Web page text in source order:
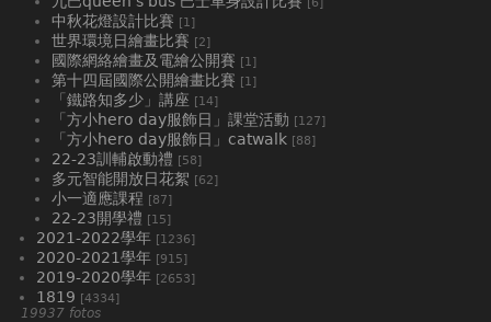
中秋花燈設計比賽 [1]
世界環境日繪畫比賽 [2]
國際網絡繪畫及電繪公開賽 [1]
第十四屆國際公開繪畫比賽 [1]
「鐵路知多少」講座 [14]
「方小hero day服飾日」課堂活動 [127]
「方小hero day服飾日」catwalk [88]
22-23訓輔啟動禮 [58]
多元智能開放日花絮 [62]
小一適應課程 [87]
22-23開學禮 [15]
2021-2022學年 [1236]
2020-2021學年 [915]
2019-2020學年 [2653]
1819 [4334]
19937 fotos